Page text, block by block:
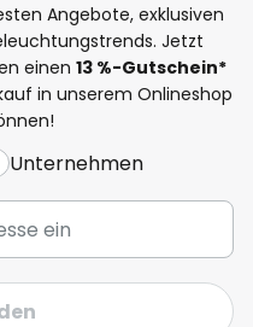
Angebote, exklusiven
Jetzt
einen 13 %-Gutschein*
in unserem Onlineshop
Unternehmen